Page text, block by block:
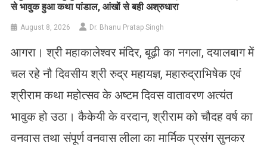
से भावुक हुआ कथा पांडाल, आंखों से बही अश्रुधारा
August 8, 2026 Dr. Bhanu Pratap Singh
आगरा। श्री महाकालेश्वर मंदिर, बूढ़ी का नगला, दयालबाग में
चल रहे नौ दिवसीय श्री रुद्र महायज्ञ, महारुद्राभिषेक एवं
श्रीराम कथा महोत्सव के अष्टम दिवस वातावरण अत्यंत
भावुक हो उठा। कैकेयी के वरदान, श्रीराम को चौदह वर्ष का
वनवास तथा संपूर्ण वनवास लीला का मार्मिक प्रसंग सुनकर